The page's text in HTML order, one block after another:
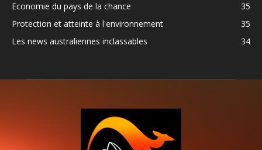
Economie du pays de la chance
35
Protection et atteinte à l'environnement
35
Les news australiennes inclassables
34